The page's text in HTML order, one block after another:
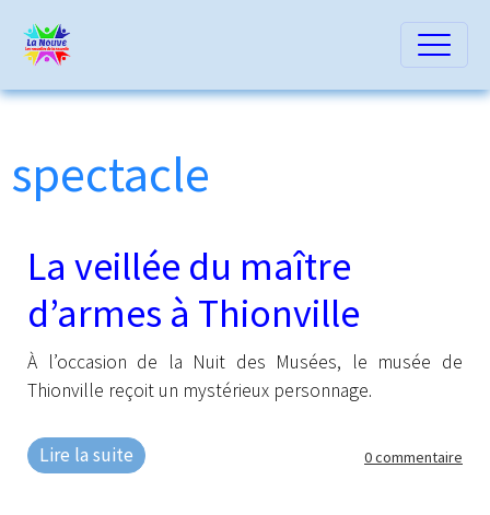
spectacle
La veillée du maître
d’armes à Thionville
À l’occasion de la Nuit des Musées, le musée de
Thionville reçoit un mystérieux personnage.
Lire la suite 0 commentaire